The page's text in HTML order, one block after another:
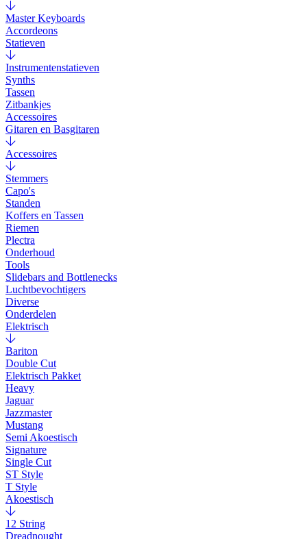
Master Keyboards
Accordeons
Statieven
Instrumentenstatieven
Synths
Tassen
Zitbankjes
Accessoires
Gitaren en Basgitaren
Accessoires
Stemmers
Capo's
Standen
Koffers en Tassen
Riemen
Plectra
Onderhoud
Tools
Slidebars and Bottlenecks
Luchtbevochtigers
Diverse
Onderdelen
Elektrisch
Bariton
Double Cut
Elektrisch Pakket
Heavy
Jaguar
Jazzmaster
Mustang
Semi Akoestisch
Signature
Single Cut
ST Style
T Style
Akoestisch
12 String
Dreadnought